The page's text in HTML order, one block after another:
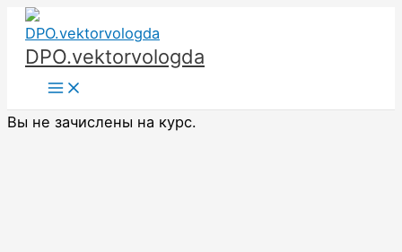
Перейти
содержимому
DPO.vektorvologda
Main
Вы не зачислены на курс.